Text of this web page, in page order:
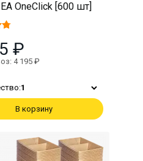
OneClick [600 шт]
₽
4 195 ₽
1
В корзину